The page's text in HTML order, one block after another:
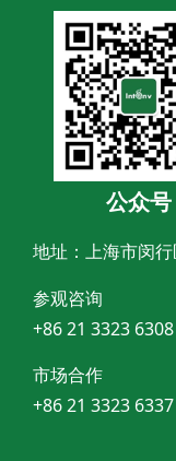
公众号
地址：上海市闵
参观咨询
+86 21 3323 6308
市场合作
+86 21 3323 6337